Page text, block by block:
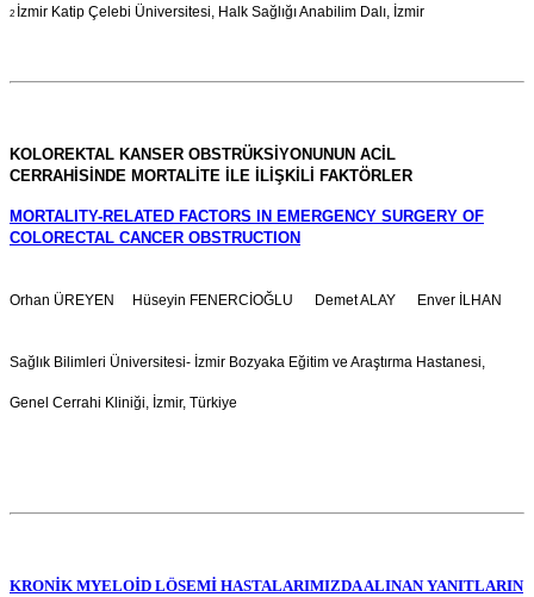
2 İzmir Katip Çelebi Üniversitesi, Halk Sağlığı Anabilim Dalı, İzmir
KOLOREKTAL KANSER OBSTRÜKSİYONUNUN ACİL
CERRAHİSİNDE MORTALİTE İLE İLİŞKİLİ FAKTÖRLER
MORTALITY-RELATED FACTORS IN EMERGENCY SURGERY OF
COLORECTAL CANCER OBSTRUCTION
Orhan ÜREYEN Hüseyin FENERCİOĞLU Demet ALAY Enver İLHAN
Sağlık Bilimleri Üniversitesi- İzmir Bozyaka Eğitim ve Araştırma Hastanesi,
Genel Cerrahi Kliniği, İzmir, Türkiye
KRONİK MYELOİD LÖSEMİ HASTALARIMIZDA ALINAN YANITLARIN